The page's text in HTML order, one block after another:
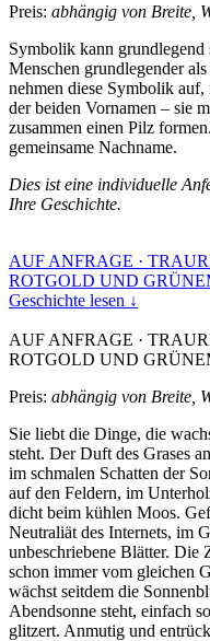
Preis: abhängig von Breite,
Symbolik kann
Menschen grundlegender
nehmen diese Symbolik
der beiden Vornamen – sie
zusammen einen Pilz
gemeinsame Nachname.
Dies ist eine individuelle
Ihre Geschichte.
AUF ANFRAGE ·
ROTGOLD UND
Geschichte lesen ↓
AUF ANFRAGE ·
ROTGOLD UND
Preis: abhängig von Breite,
Sie liebt die Dinge, die
steht. Der Duft des Grases
im schmalen Schatten der
auf den Feldern, im
dicht beim kühlen Moos.
Neutraliät des Internets, im
unbeschriebene Blätter. Die
schon immer vom gleichen
wächst seitdem die
Abendsonne steht, einfach
glitzert. Anmutig und